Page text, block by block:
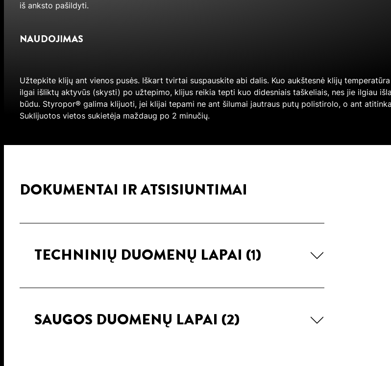
iš anksto pašildyti.
NAUDOJIMAS
Užtepkite klijų ant vienos pusės. Iškart tvirtai suspauskite abi dalis. Kuo aukštesnė klijų
ilgai išliktų aktyvūs (skysti) po užtepimo, klijus reikia tepti kuo didesniais taškeliais, nes jie ilgiau
būdu. Styropor® galima klijuoti, jei klijai tepami ne ant šilumai jautraus putų polistirolo, o ant
Suklijuotos vietos sukietėja maždaug po 2 minučių.
DOKUMENTAI IR ATSISIUNTIMAI
TECHNINIŲ DUOMENŲ LAPAI (1)
SAUGOS DUOMENŲ LAPAI (2)